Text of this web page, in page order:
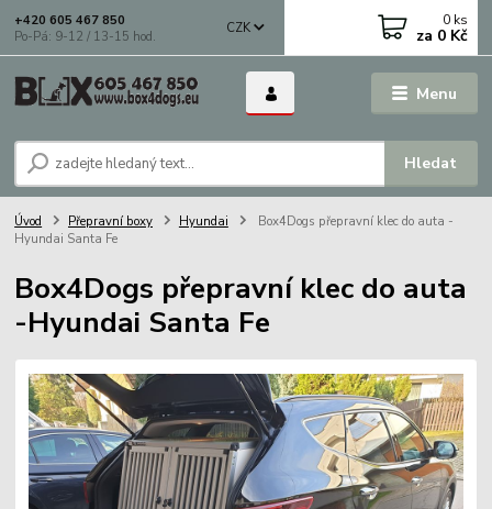
Menu
CZK
Hledat
+420 605 467 850
Po-Pá: 9-12 / 13-15 hod.
0 ks
za 0 Kč
Úvod Přepravní boxy Hyundai
Box4Dogs přepravní klec do auta -
Hyundai Santa Fe
Box4Dogs přepravní klec do auta
-Hyundai Santa Fe